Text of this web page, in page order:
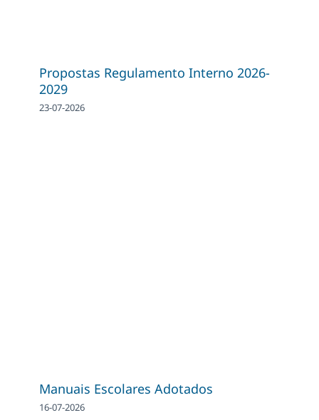
Propostas Regulamento Interno 2026-
2029
23-07-2026
Manuais Escolares Adotados
16-07-2026